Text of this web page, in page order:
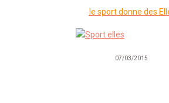
le sport donne des
07/03/2015